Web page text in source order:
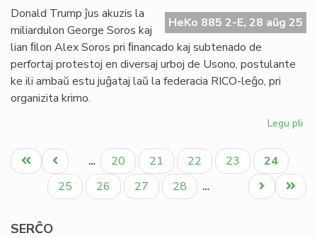
en
la
Itala
Kongreso
de
Esperanto
HeKo 885 2-E, 28 aŭg 25
Donald Trump ĵus akuzis la
miliardulon George Soros kaj
lian ﬁlon Alex Soros pri ﬁnancado kaj subtenado de
perfortaj protestoj en diversaj urboj de Usono, postulante
ke ili ambaŭ estu juĝataj laŭ la federacia RICO-leĝo, pri
organizita krimo.
Legu pli
Pagination
Unua
paĝo
Antaŭa
paĝo
… Paĝo
20 Paĝo
21 Paĝo
22 Paĝo
23
Aktuala
paĝo
24
Paĝo
25 Paĝo
26 Paĝo
27 Paĝo
28 …
Last
page
Next
page
SERĈO